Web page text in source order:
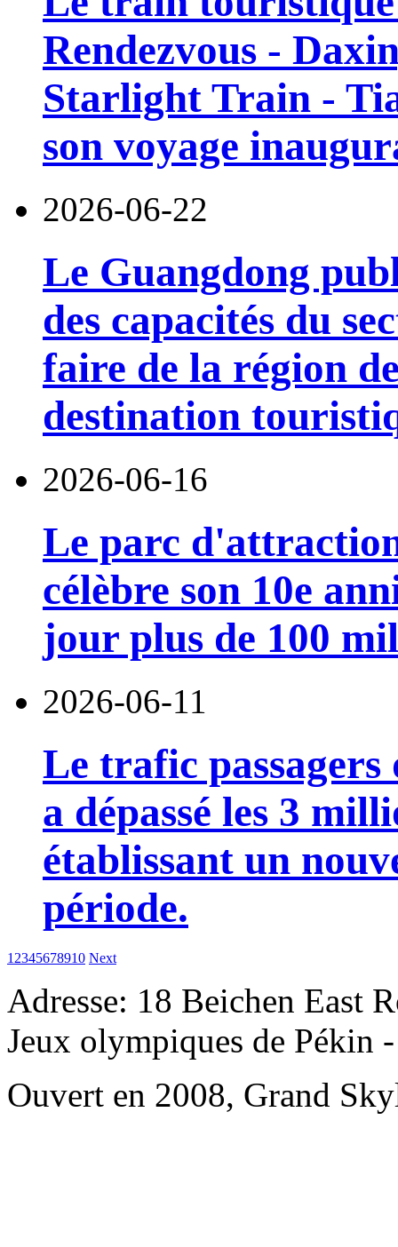
Rendezvous -
Starlight Train -
son voyage
2026-06-22
Le Guangdong
des capacités du
faire de la région
destination
2026-06-16
Le parc
célèbre son 10e
jour plus de 100
2026-06-11
Le trafic passagers
a dépassé les 3
établissant un
période.
1 2345678910 Next
Adresse: 18 Beichen East
Jeux olympiques de Pékin
Ouvert en 2008, Grand